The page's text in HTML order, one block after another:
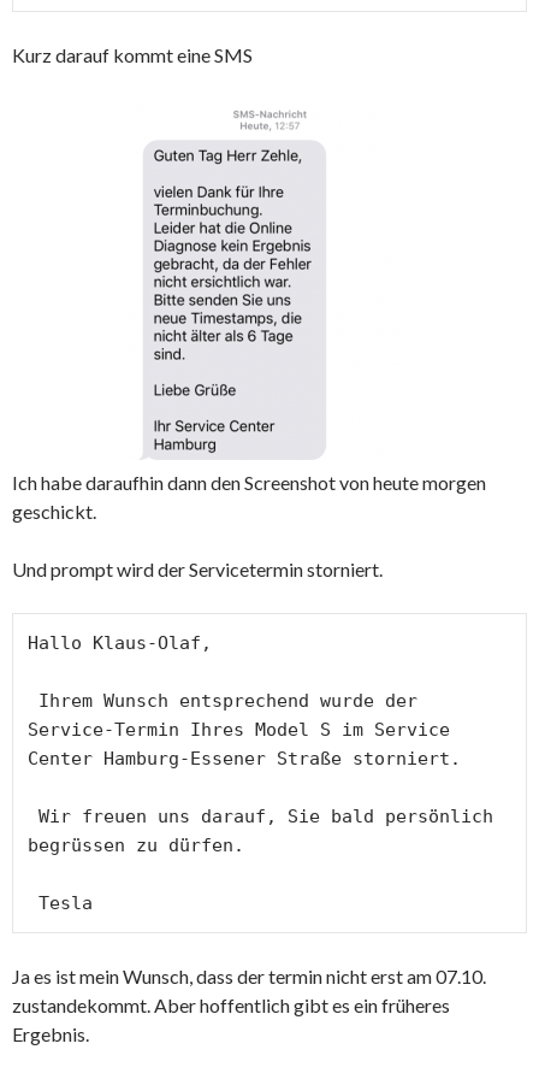
Kurz darauf kommt eine SMS
Ich habe daraufhin dann den Screenshot von heute morgen
geschickt.
Und prompt wird der Servicetermin storniert.
Hallo Klaus-Olaf,
Service-Termin Ihres Model S im Service
Center Hamburg-Essener Straße storniert.
begrüssen zu dürfen.
Tesla
Ja es ist mein Wunsch, dass der termin nicht erst am 07.10.
zustandekommt. Aber hoffentlich gibt es ein früheres
Ergebnis.